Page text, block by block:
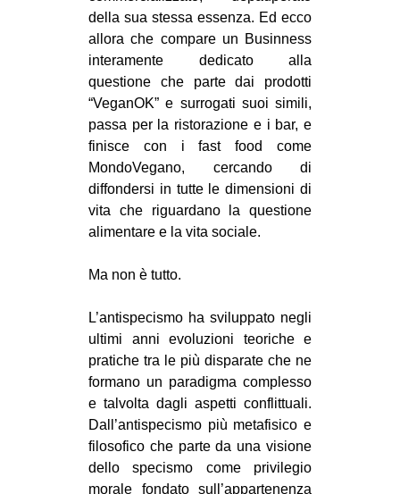
della sua stessa essenza. Ed ecco
allora che compare un Businness
interamente dedicato alla
questione che parte dai prodotti
“VeganOK” e surrogati suoi simili,
passa per la ristorazione e i bar, e
finisce con i fast food come
MondoVegano, cercando di
diffondersi in tutte le dimensioni di
vita che riguardano la questione
alimentare e la vita sociale.
Ma non è tutto.
L’antispecismo ha sviluppato negli
ultimi anni evoluzioni teoriche e
pratiche tra le più disparate che ne
formano un paradigma complesso
e talvolta dagli aspetti conflittuali.
Dall’antispecismo più metafisico e
filosofico che parte da una visione
dello specismo come privilegio
morale fondato sull’appartenenza